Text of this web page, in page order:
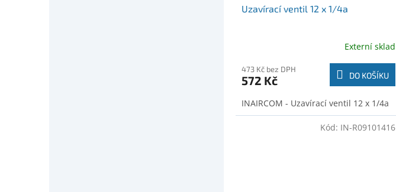
Uzavírací ventil 12 x 1/4a
Externí sklad
473 Kč bez DPH
572 Kč DO KOŠÍKU
INAIRCOM - Uzavírací ventil 12 x 1/4a
Kód: IN-R09101416